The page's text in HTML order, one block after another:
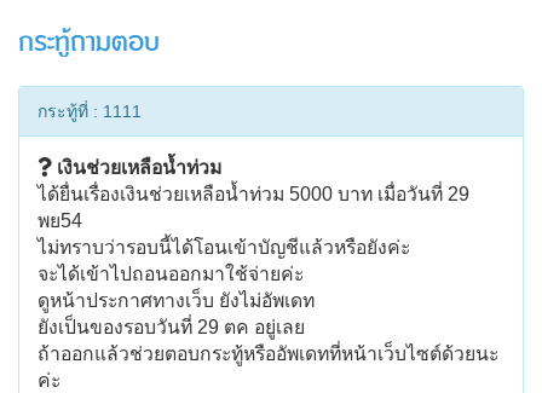
กระทู้ถามตอบ
กระทู้ที่ : 1111
เงินช่วยเหลือน้ำท่วม
ได้ยื่นเรื่องเงินช่วยเหลือน้ำท่วม 5000 บาท เมื่อวันที่ 29
พย54
ไม่ทราบว่ารอบนี้ได้โอนเข้าบัญชีแล้วหรือยังค่ะ
จะได้เข้าไปถอนออกมาใช้จ่ายค่ะ
ดูหน้าประกาศทางเว็บ ยังไม่อัพเดท
ยังเป็นของรอบวันที่ 29 ตค อยู่เลย
ถ้าออกแล้วช่วยตอบกระทู้หรืออัพเดทที่หน้าเว็บไซต์ด้วยนะ
ค่ะ